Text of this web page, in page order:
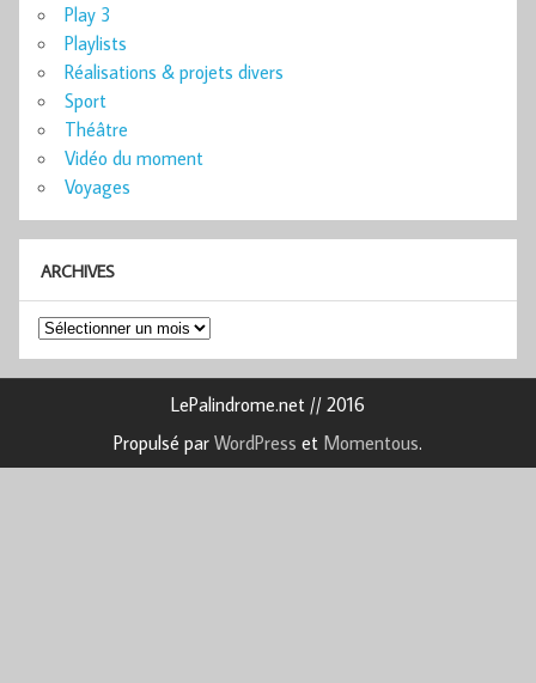
Play 3
Playlists
Réalisations & projets divers
Sport
Théâtre
Vidéo du moment
Voyages
ARCHIVES
Archives
LePalindrome.net // 2016
Propulsé par WordPress et Momentous.